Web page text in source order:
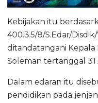
Kebijakan itu
400.3.5/8/S.Edar/
ditandatangani Kepala
Soleman tertanggal 31
Dalam edaran itu
pendidikan pada